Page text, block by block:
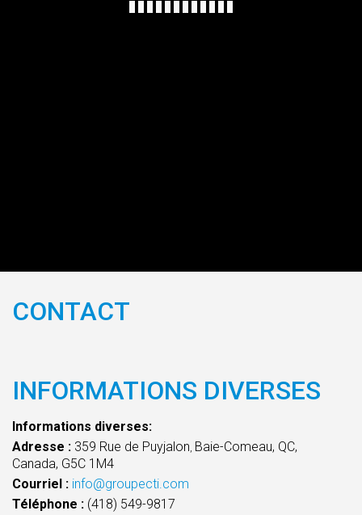
CONTACT
INFORMATIONS DIVERSES
Informations diverses:
Adresse : 359 Rue de Puyjalon Baie-Comeau, QC,
Canada, G5C 1M4
Courriel : info@groupecti.com
Téléphone : (418) 549-9817